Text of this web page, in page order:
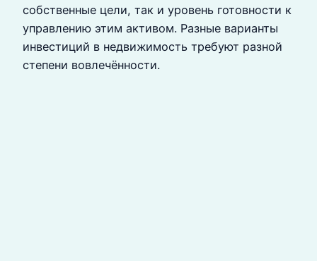
собственные цели, так и уровень готовности к
управлению этим активом. Разные варианты
инвестиций в недвижимость требуют разной
степени вовлечённости.